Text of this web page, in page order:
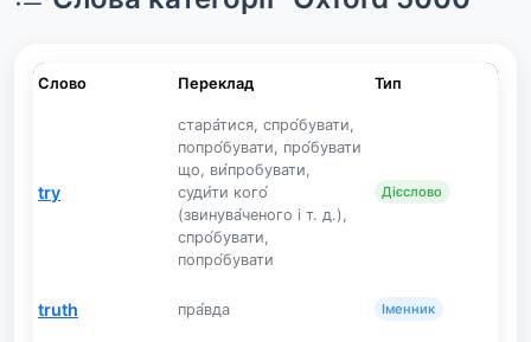
Слово Переклад Тип
try
стара́тися, спро́бувати,
попро́бувати, про́бувати
що, ви́пробувати,
суди́ти кого́
(звинува́ченого і т. д.),
спро́бувати,
попро́бувати
Дієслово
truth пра́вда Іменник